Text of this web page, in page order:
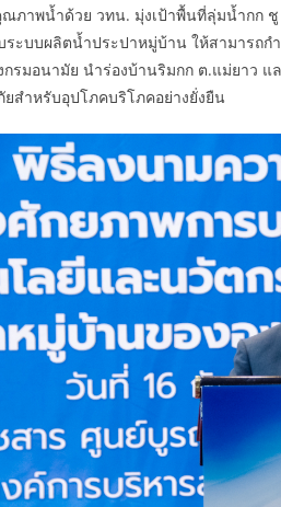
ภาพน้ำด้วย วทน. มุ่งเป้าพื้นที่ลุ่มน้ำกก
ระบบผลิตน้ำประปาหมู่บ้าน ให้สามารถ
รมอนามัย นำร่องบ้านริมกก ต.แม่ยาว แ
สำหรับอุปโภคบริโภคอย่างยั่งยืน